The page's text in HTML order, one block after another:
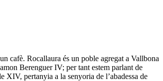
cafè. Rocallaura és un poble agregat a Vallbona
Berenguer IV; per tant estem parlant de
XIV, pertanyia a la senyoria de l’abadessa de